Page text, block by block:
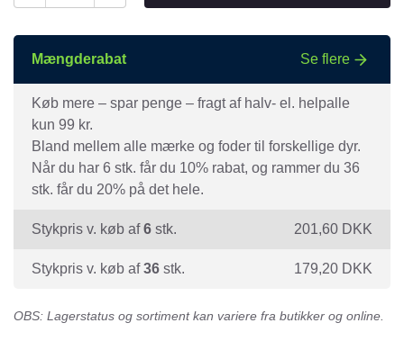
Mængderabat Se flere
Køb mere – spar penge – fragt af halv- el. helpalle
kun 99 kr.
Bland mellem alle mærke og foder til forskellige dyr.
Når du har 6 stk. får du 10% rabat, og rammer du 36
stk. får du 20% på det hele.
Stykpris v. køb af6 stk. 201,60 DKK
Stykpris v. køb af36 stk. 179,20 DKK
OBS: Lagerstatus og sortiment kan variere fra butikker og online.